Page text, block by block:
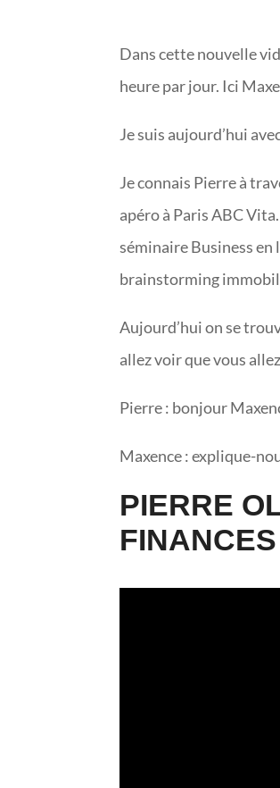
Dans cette nouvelle
heure par jour. Ici
Je suis aujourd’hui
Je connais Pierre à
apéro à Paris ABC
séminaire Business en
brainstorming
Aujourd’hui on se
allez voir que vous
Pierre : bonjour
Maxence : explique-
PIERRE